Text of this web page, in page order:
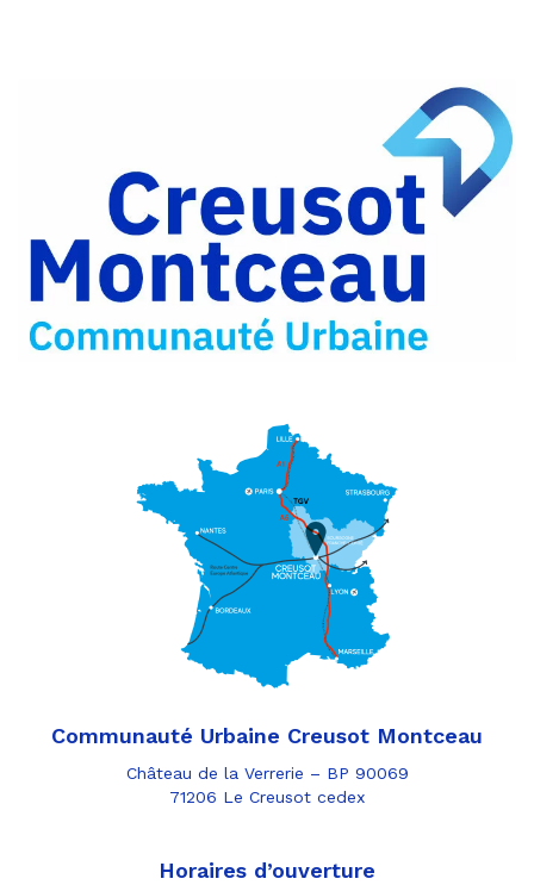
Facebook
Partager
Twitter
Partager
par
e-
mail
Communauté Urbaine Creusot Montceau
Château de la Verrerie – BP 90069
71206 Le Creusot cedex
Horaires d’ouverture